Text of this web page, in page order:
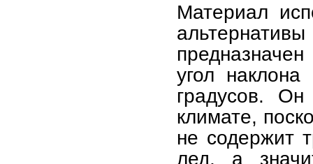
Материал
угол
градусов.
климате,
не содержит
лед, а